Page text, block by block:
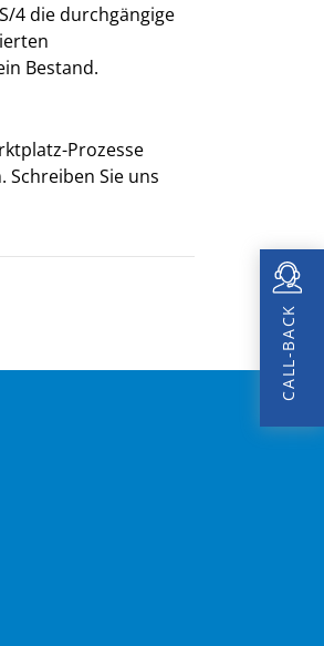
CALL-BACK
4 die durchgängige
Bestand.
Prozesse
Sie uns